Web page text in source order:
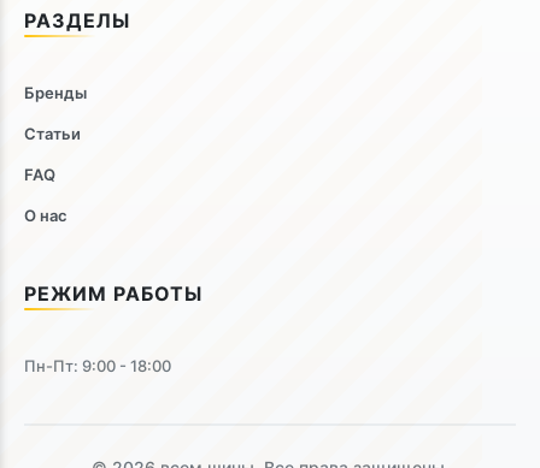
РАЗДЕЛЫ
Бренды
Статьи
FAQ
О нас
РЕЖИМ РАБОТЫ
Пн-Пт: 9:00 - 18:00